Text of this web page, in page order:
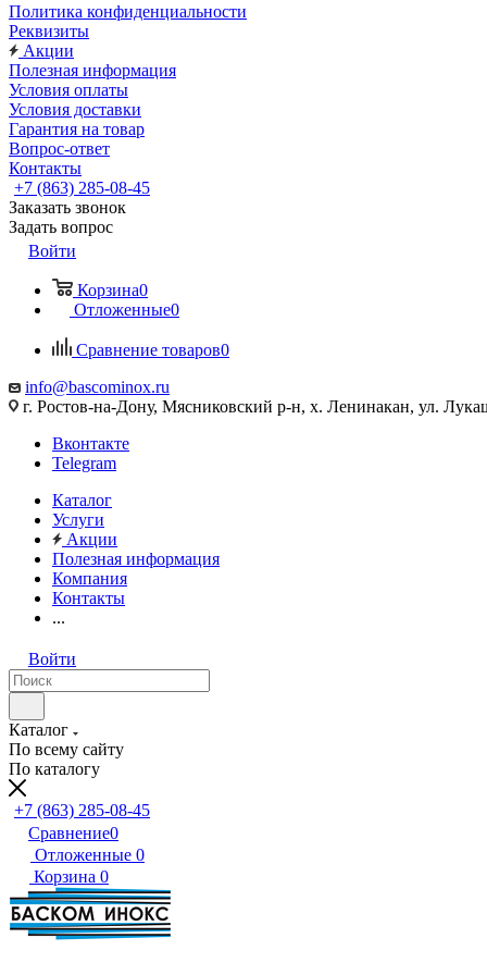
Политика конфиденциальности
Реквизиты
Акции
Полезная информация
Условия оплаты
Условия доставки
Гарантия на товар
Вопрос-ответ
Контакты
+7 (863) 285-08-45
Заказать звонок
Задать вопрос
Войти
Корзина0
Отложенные0
Сравнение товаров0
info@bascominox.ru
г. Ростов-на-Дону, Мясниковский р-н, х. Ленинакан, ул.
Вконтакте
Telegram
Каталог
Услуги
Акции
Полезная информация
Компания
Контакты
...
Войти
Каталог
По всему сайту
По каталогу
+7 (863) 285-08-45
Сравнение0
Отложенные 0
Корзина 0